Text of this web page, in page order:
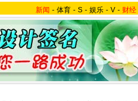
新闻 - 体育 - S - 娱乐 - V - 财经